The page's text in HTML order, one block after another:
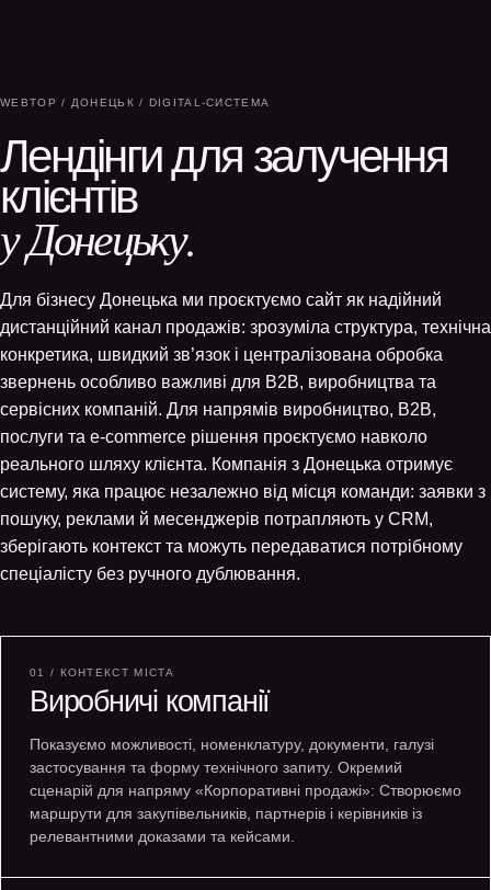
WEBTOP / ДОНЕЦЬК / DIGITAL-СИСТЕМА
Лендінги для залучення
клієнтів
у Донецьку.
Для бізнесу Донецька ми проєктуємо сайт як надійний
дистанційний канал продажів: зрозуміла структура, технічна
конкретика, швидкий зв’язок і централізована обробка
звернень особливо важливі для B2B, виробництва та
сервісних компаній. Для напрямів виробництво, B2B,
послуги та e-commerce рішення проєктуємо навколо
реального шляху клієнта. Компанія з Донецька отримує
систему, яка працює незалежно від місця команди: заявки з
пошуку, реклами й месенджерів потрапляють у CRM,
зберігають контекст та можуть передаватися потрібному
спеціалісту без ручного дублювання.
01 / КОНТЕКСТ МІСТА
Виробничі компанії
Показуємо можливості, номенклатуру, документи, галузі
застосування та форму технічного запиту. Окремий
сценарій для напряму «Корпоративні продажі»: Створюємо
маршрути для закупівельників, партнерів і керівників із
релевантними доказами та кейсами.